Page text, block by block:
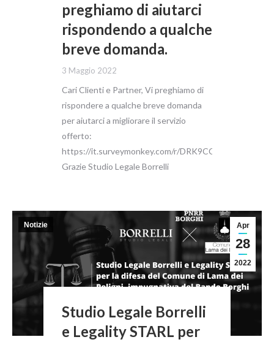
preghiamo di aiutarci
rispondendo a qualche
breve domanda.
3 Maggio 2022
Cari Clienti e Partner, Vi preghiamo di
rispondere a qualche breve domanda
per aiutarci a migliorare il servizio
offerto:
https://it.surveymonkey.com/r/DRK9CCS
Grazie Studio Legale Borrelli
Apr
28
2022
Notizie
Studio Legale Borrelli
e Legality STARL per